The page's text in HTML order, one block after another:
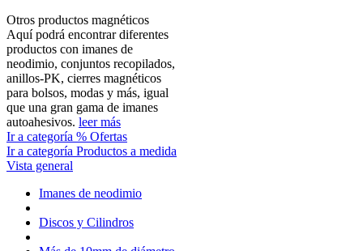
Otros productos magnéticos
Aquí podrá encontrar diferentes
productos con imanes de
neodimio, conjuntos recopilados,
anillos-PK, cierres magnéticos
para bolsos, modas y más, igual
que una gran gama de imanes
autoahesivos. leer más
Ir a categoría % Ofertas
Ir a categoría Productos a medida
Vista general
Imanes de neodimio
Discos y Cilindros